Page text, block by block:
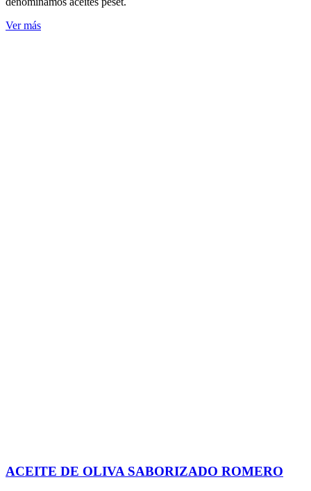
Ver más
ACEITE DE OLIVA SABORIZADO ROMERO